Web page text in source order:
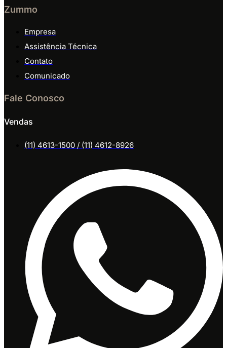
Zummo
Empresa
Assistência Técnica
Contato
Comunicado
Fale Conosco
Vendas
(11) 4613-1500 / (11) 4612-8926